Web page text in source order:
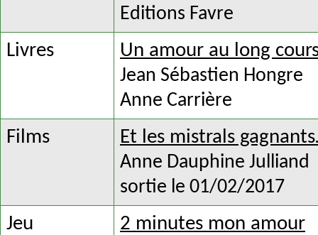
Editions Favre
Livres Un amour au long
Jean Sébastien Hongre
Anne Carrière
Films Et les mistrals
Anne Dauphine Julliand
sortie le 01/02/2017
Jeu 2 minutes mon amour